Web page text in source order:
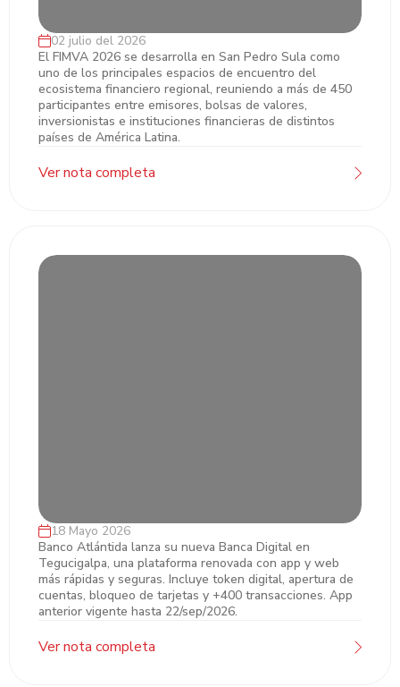
Grupo Financiero Atlántida impulsa la
integración del mercado de capitales
regional durante FIMVA 2026
02 julio del 2026
El FIMVA 2026 se desarrolla en San Pedro Sula como
uno de los principales espacios de encuentro del
ecosistema financiero regional, reuniendo a más de 450
participantes entre emisores, bolsas de valores,
inversionistas e instituciones financieras de distintos
países de América Latina.
Ver nota completa
Banco Atlántida presenta su nueva Banca
Digital: una experiencia más fácil, más
rápida y más segura.
18 Mayo 2026
Banco Atlántida lanza su nueva Banca Digital en
Tegucigalpa, una plataforma renovada con app y web
más rápidas y seguras. Incluye token digital, apertura de
cuentas, bloqueo de tarjetas y +400 transacciones. App
anterior vigente hasta 22/sep/2026.
Ver nota completa